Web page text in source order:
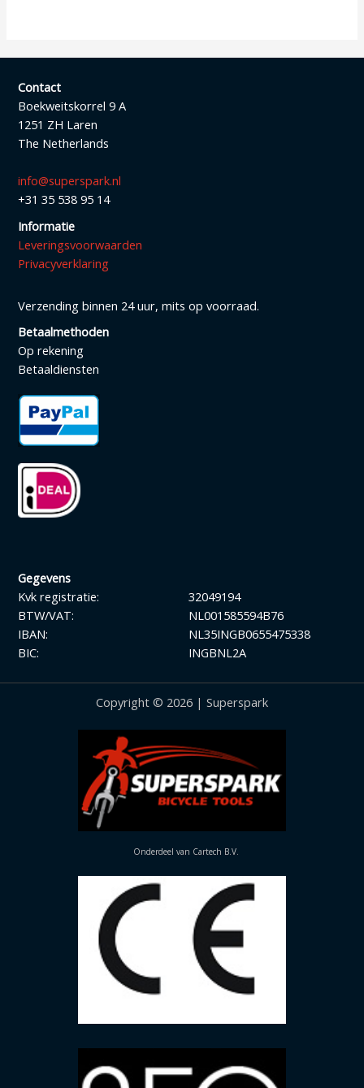
Contact
Boekweitskorrel 9 A
1251 ZH Laren
The Netherlands
info@superspark.nl
+31 35 538 95 14
Informatie
Leveringsvoorwaarden
Privacyverklaring
Verzending binnen 24 uur, mits op voorraad.
Betaalmethoden
Op rekening
Betaaldiensten
Gegevens
Kvk registratie:
BTW/VAT:
IBAN:
BIC:
32049194
NL001585594B76
NL35INGB0655475338
INGBNL2A
Copyright © 2026 | Superspark
Onderdeel van Cartech B.V.